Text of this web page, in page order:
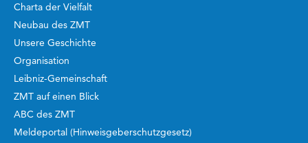
Charta der Vielfalt
Neubau des ZMT
Unsere Geschichte
Organisation
Leibniz-Gemeinschaft
ZMT auf einen Blick
ABC des ZMT
Meldeportal (Hinweisgeberschutzgesetz)